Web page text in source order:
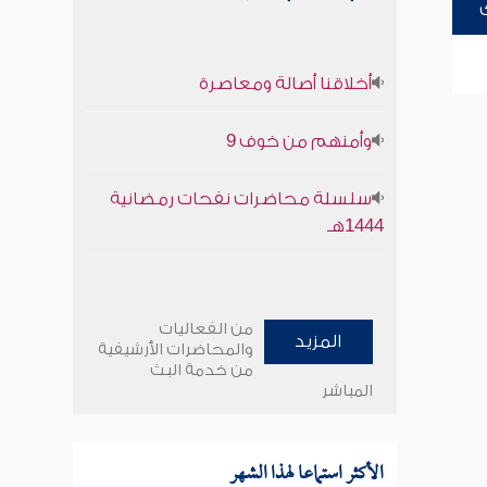
أخلاقنا أصالة ومعاصرة
وأمنهم من خوف 9
سلسلة محاضرات نفحات رمضانية
1444هـ
المزيد
من الفعاليات
والمحاضرات الأرشيفية
من خدمة البث
المباشر
الأكثر استماعا لهذا الشهر